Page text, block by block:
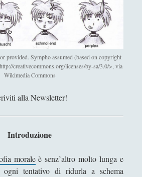
e opere
10:4'] = '
e opere
Tarocchi
e Opere
e
provided. Sympho assumed (based on copyright
creativecommons.org/licenses/by-sa/3.0/>, via
Wikimedia Commons
alla Newsletter!
Introduzione
moraleè senz’altro molto lunga e
ogni tentativo di ridurla a schema